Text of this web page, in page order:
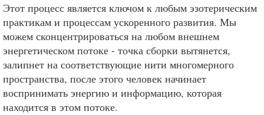
Этот процесс является ключом к любым эзотерическим
практикам и процессам ускоренного развития. Мы
можем сконцентрироваться на любом внешнем
энергетическом потоке - точка сборки вытянется,
залипнет на соответствующие нити многомерного
пространства, после этого человек начинает
воспринимать энергию и информацию, которая
находится в этом потоке.